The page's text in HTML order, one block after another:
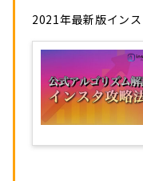
2021年最新版イン